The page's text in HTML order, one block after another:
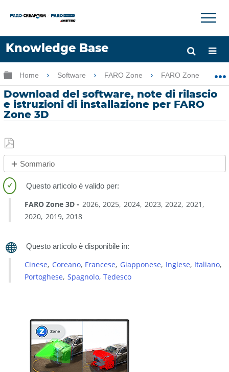
Knowledge Base
Lingua
Chiedere aiuto Accesso
×
Ingrandisci/riduci gerarchia globale
Home Software FARO Zone FARO Zone
Download del software, note di rilascio
e istruzioni di installazione per FARO
Zone 3D
Salva
come
PDF
Sommario
Intouch
Aggiornamento
dell'applicazione
3D
Scarica
FARO®
Installazione
FARO Zone 3D 2026 2025 2024 2023 2022 2021
2020 2019 2018
Cinese Coreano Francese Giapponese Inglese Italiano
Portoghese Spagnolo Tedesco